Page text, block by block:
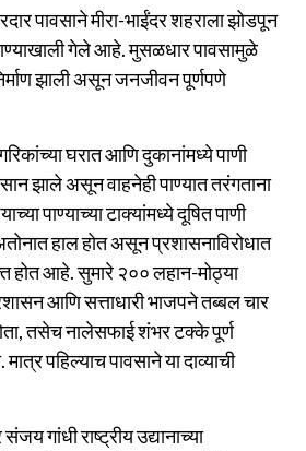
पावसाने मीरा-भाईंदर शहराला झोडपून
गेले आहे. मुसळधार पावसामुळे
झाली असून जनजीवन पूर्णपणे
घरात आणि दुकानांमध्ये पाणी
झाले असून वाहनेही पाण्यात तरंगताना
पाण्याच्या टाक्यांमध्ये दूषित पाणी
हाल होत असून प्रशासनाविरोधात
होत आहे. सुमारे २०० लहान-मोठ्या
आणि सत्ताधारी भाजपने तब्बल चार
तसेच नालेसफाई शंभर टक्के पूर्ण
मात्र पहिल्याच पावसाने या दाव्याची
गांधी राष्ट्रीय उद्यानाच्या